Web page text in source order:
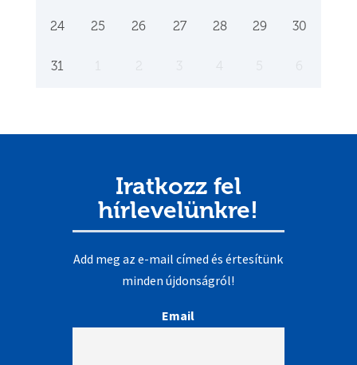
24 25 26 27 28 29 30
31
Iratkozz fel
hírlevelünkre!
Add meg az e-mail címed és értesítünk
minden újdonságról!
Email